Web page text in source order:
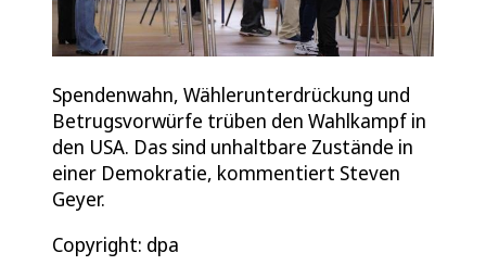
Spendenwahn, Wählerunterdrückung und
Betrugsvorwürfe trüben den Wahlkampf in
den USA. Das sind unhaltbare Zustände in
einer Demokratie, kommentiert Steven
Geyer.
Copyright: dpa